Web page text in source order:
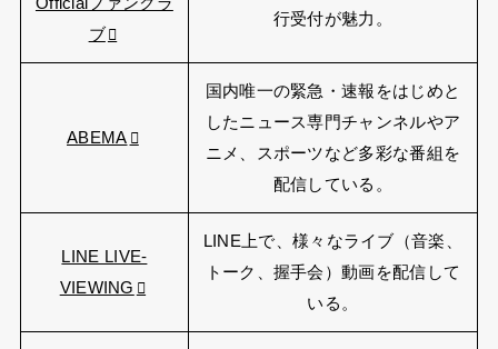
ブ
行受付が魅力。
ABEMA
国内唯一の緊急・速報をはじめと
したニュース専門チャンネルやア
ニメ、スポーツなど多彩な番組を
配信している。
LINE LIVE-
VIEWING
LINE上で、様々なライブ（音楽、
トーク、握手会）動画を配信して
いる。